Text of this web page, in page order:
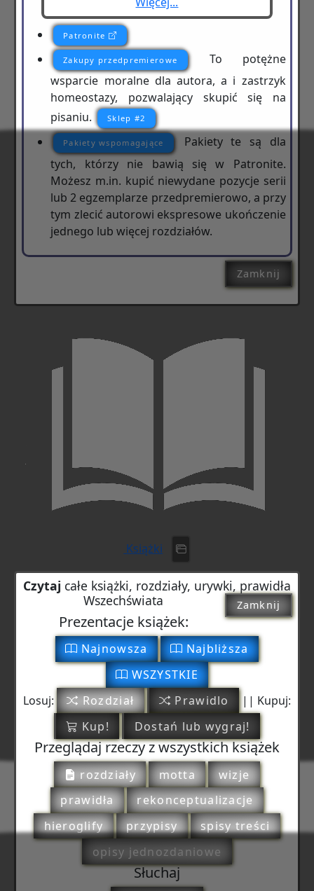
Patronite
Zakupy przedpremierowe
To potężne
wsparcie moralne dla autora, a i zastrzyk
homeostazy, pozwalający skupić się na
pisaniu.
Sklep #2
Pakiety wspomagające
Pakiety te są dla
tych, którzy nie bawią się w Patronite.
Możesz m.in. kupić niewydane pozycje serii
lub 2 egzemplarze przedpremierowo, a przy
tym zlecić autorowi ekspresowe ukończenie
jednego lub więcej rozdziałów.
Zamknij
Książki
Czytaj całe książki, rozdziały, urywki, prawidła
Wszechświata
Zamknij
Prezentacje książek:
Najnowsza
Najbliższa
WSZYSTKIE
Losuj:
Rozdział Prawidlo
|| Kupuj:
Kup!
Dostań lub wygraj!
Przeglądaj rzeczy z wszystkich książek
rozdziały motta
wizje
prawidła
rekonceptualizacje
hieroglify
przypisy
spisy treści
opisy jednozdaniowe
Słuchaj